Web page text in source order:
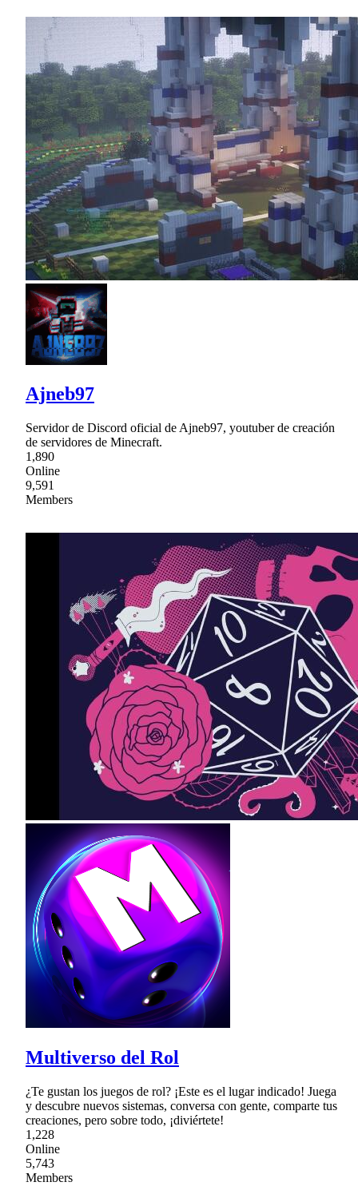
Ajneb97
Servidor de Discord oficial de Ajneb97, youtuber de creación
de servidores de Minecraft.
1,890
Online
9,591
Members
Multiverso del Rol
¿Te gustan los juegos de rol? ¡Este es el lugar indicado! Juega
y descubre nuevos sistemas, conversa con gente, comparte tus
creaciones, pero sobre todo, ¡diviértete!
1,228
Online
5,743
Members